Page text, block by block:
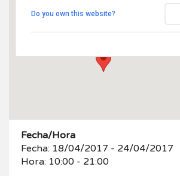
Centro Civico Fernando Bendito Rascafria
Modesto Ortega Lobón 14 - Rascafría
Do you own this website?
Fecha/Hora
Fecha: 18/04/2017 - 24/04/2017
Hora: 10:00 - 21:00